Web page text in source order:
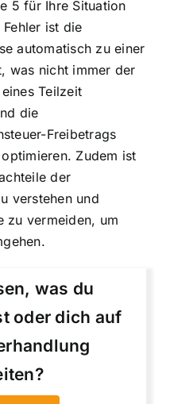
5 für Ihre Situation
ist die
automatisch zu einer
was nicht immer der
Teilzeit
die
Freibetrags
Zudem ist
der
verstehen und
zu vermeiden, um
was du
oder dich auf